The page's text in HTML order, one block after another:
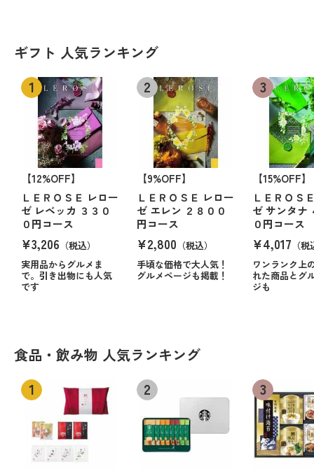
ギフト 人気ランキング
【12%OFF】
ＬＥＲＯＳＥ レロー
ゼ レベッカ ３３０
０円コース
¥3,206 （税込）
実用品からグルメま
で。引き出物にも人気
です
【9%OFF】
ＬＥＲＯＳＥ レロー
ゼ エレン ２８００
円コース
¥2,800 （税込）
手頃な価格で大人気！
グルメページも掲載！
【15%OFF】
ＬＥＲＯＳ
ゼ サンタナ
０円コース
¥4,017 （
ワンランク上
れた商品とグ
ジも
食品・飲み物 人気ランキング